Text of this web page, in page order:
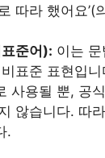
따라 했어요’(
표준어): 이는
표준 표현입
사용될 뿐, 공
않습니다. 따
.